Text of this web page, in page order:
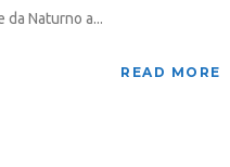
Naturno a...
READ MORE